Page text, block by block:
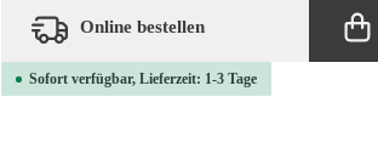
Online bestellen
Sofort verfügbar, Lieferzeit: 1-3 Tage